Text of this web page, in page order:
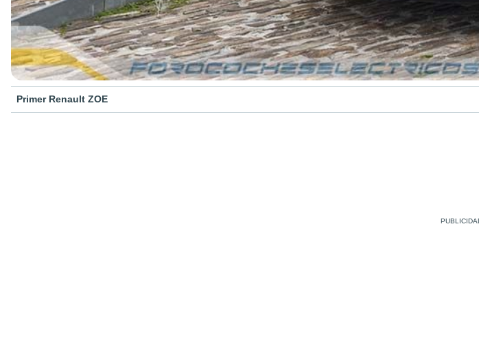
Primer Renault ZOE